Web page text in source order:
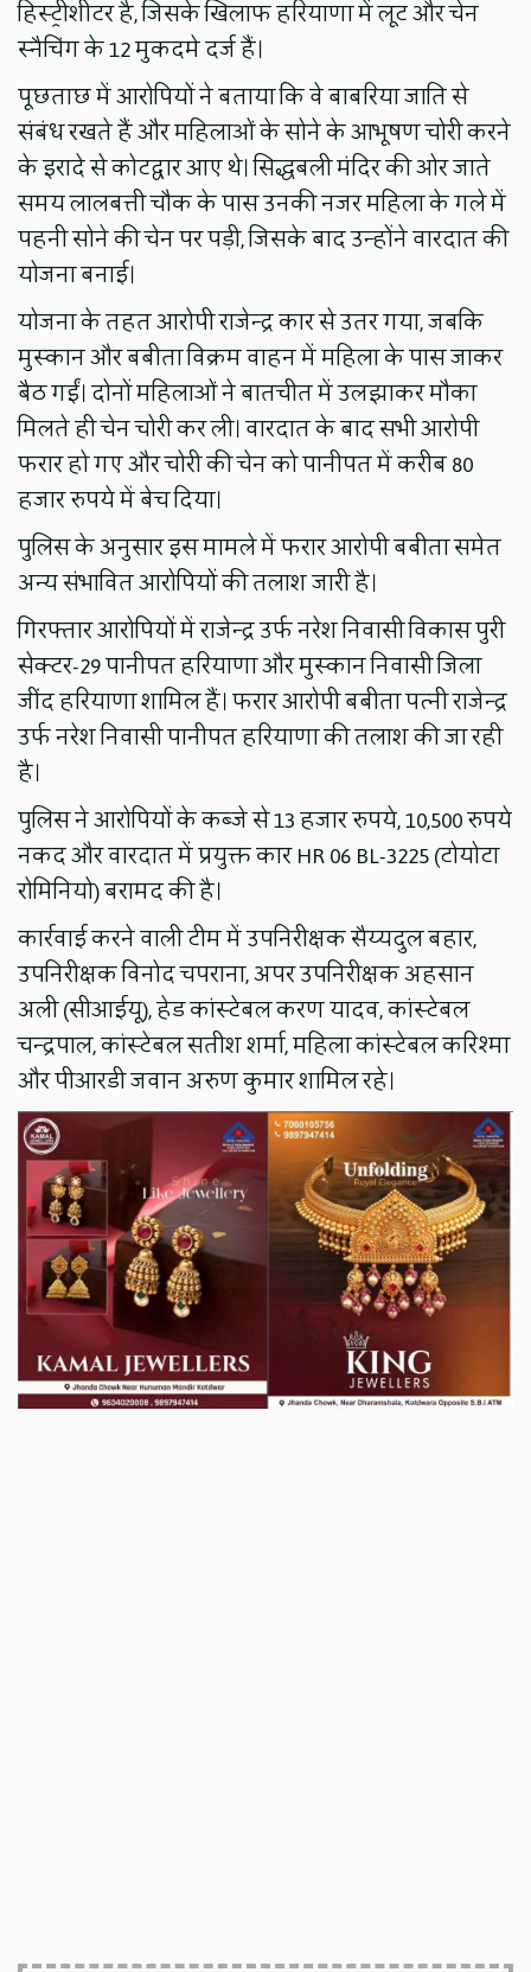
हिस्ट्रीशीटर है, जिसके खिलाफ हरियाणा में लूट और चेन
स्नैचिंग के 12 मुकदमे दर्ज हैं।
पूछताछ में आरोपियों ने बताया कि वे बाबरिया जाति से
संबंध रखते हैं और महिलाओं के सोने के आभूषण चोरी करने
के इरादे से कोटद्वार आए थे। सिद्धबली मंदिर की ओर जाते
समय लालबत्ती चौक के पास उनकी नजर महिला के गले में
पहनी सोने की चेन पर पड़ी, जिसके बाद उन्होंने वारदात की
योजना बनाई।
योजना के तहत आरोपी राजेन्द्र कार से उतर गया, जबकि
मुस्कान और बबीता विक्रम वाहन में महिला के पास जाकर
बैठ गईं। दोनों महिलाओं ने बातचीत में उलझाकर मौका
मिलते ही चेन चोरी कर ली। वारदात के बाद सभी आरोपी
फरार हो गए और चोरी की चेन को पानीपत में करीब 80
हजार रुपये में बेच दिया।
पुलिस के अनुसार इस मामले में फरार आरोपी बबीता समेत
अन्य संभावित आरोपियों की तलाश जारी है।
गिरफ्तार आरोपियों में राजेन्द्र उर्फ नरेश निवासी विकास पुरी
सेक्टर-29 पानीपत हरियाणा और मुस्कान निवासी जिला
जींद हरियाणा शामिल हैं। फरार आरोपी बबीता पत्नी राजेन्द्र
उर्फ नरेश निवासी पानीपत हरियाणा की तलाश की जा रही
है।
पुलिस ने आरोपियों के कब्जे से 13 हजार रुपये, 10,500 रुपये
नकद और वारदात में प्रयुक्त कार HR 06 BL-3225 (टोयोटा
रोमिनियो) बरामद की है।
कार्रवाई करने वाली टीम में उपनिरीक्षक सैय्यदुल बहार,
उपनिरीक्षक विनोद चपराना, अपर उपनिरीक्षक अहसान
अली (सीआईयू), हेड कांस्टेबल करण यादव, कांस्टेबल
चन्द्रपाल, कांस्टेबल सतीश शर्मा, महिला कांस्टेबल करिश्मा
और पीआरडी जवान अरुण कुमार शामिल रहे।